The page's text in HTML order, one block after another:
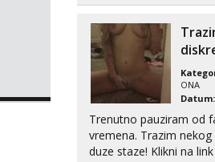
ONA
Datum:
Trenutno pauziram od
vremena. Trazim
duze staze! Klikni na link ispod i nadji me tamo,